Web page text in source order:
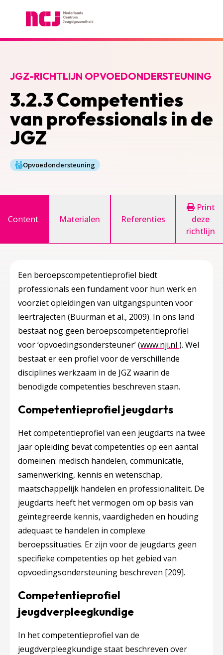
3.2.3 Competenties
van professionals in de
JGZ
JGZ-RICHTLIJN OPVOEDONDERSTEUNING
Opvoedondersteuning
Content Materialen Referenties
Print
deze
richtlijn
Een beroepscompetentieprofiel biedt
professionals een fundament voor hun werk en
voorziet opleidingen van uitgangspunten voor
leertrajecten (Buurman et al., 2009). In ons land
bestaat nog geen beroepscompetentieprofiel
voor ‘opvoedingsondersteuner’ (www.nji.nl Deze linkt
). Wel
bestaat er een profiel voor de verschillende
disciplines werkzaam in de JGZ waarin de
benodigde competenties beschreven staan.
Competentieprofiel jeugdarts
Het competentieprofiel van een jeugdarts na twee
jaar opleiding bevat competenties op een aantal
domeinen: medisch handelen, communicatie,
samenwerking, kennis en wetenschap,
maatschappelijk handelen en professionaliteit. De
jeugdarts heeft het vermogen om op basis van
geïntegreerde kennis, vaardigheden en houding
adequaat te handelen in complexe
beroepssituaties. Er zijn voor de jeugdarts geen
specifieke competenties op het gebied van
opvoedingsondersteuning beschreven [209].
Competentieprofiel
jeugdverpleegkundige
In het competentieprofiel van de
jeugdverpleegkundige staat beschreven over